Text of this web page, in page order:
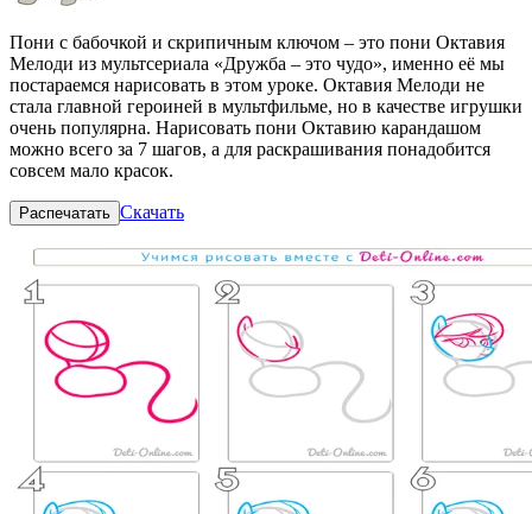
Пони с бабочкой и скрипичным ключом – это пони Октавия
Мелоди из мультсериала «Дружба – это чудо», именно её мы
постараемся нарисовать в этом уроке. Октавия Мелоди не
стала главной героиней в мультфильме, но в качестве игрушки
очень популярна. Нарисовать пони Октавию карандашом
можно всего за 7 шагов, а для раскрашивания понадобится
совсем мало красок.
Распечатать Скачать